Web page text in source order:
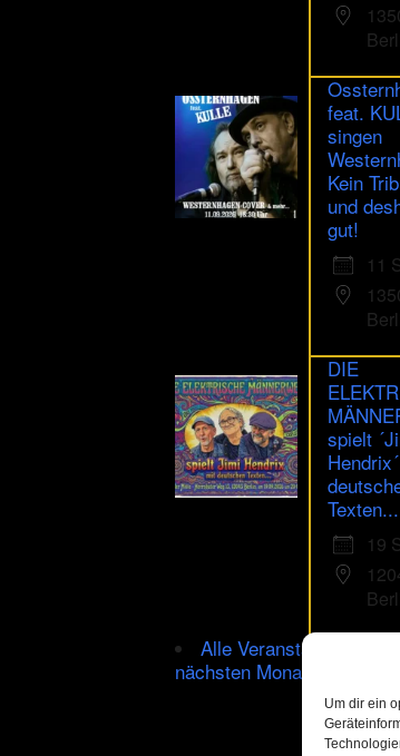
Um dir ein
feat.
singen
Kein
und
gut!
11
DIE
spielt
Texten...
19
Alle Veranstaltungen im
nächsten Monat